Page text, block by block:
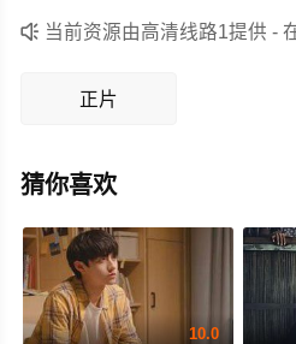
 当前资源由高清线路1提供 -
正片
猜你喜欢
10.0